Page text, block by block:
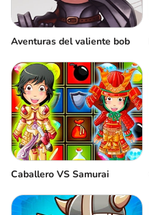
Aventuras del valiente bob
Caballero VS Samurai